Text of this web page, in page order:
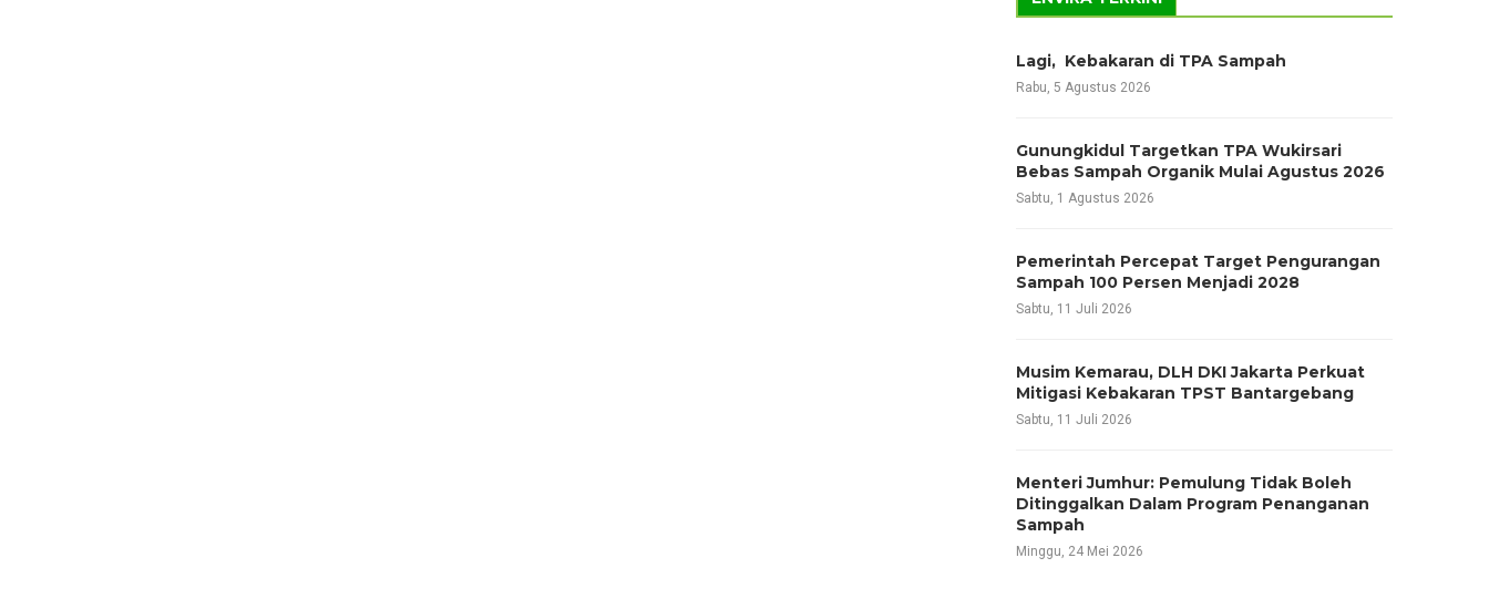
Lagi, Kebakaran di TPA Sampah
Rabu, 5 Agustus 2026
Gunungkidul Targetkan TPA Wukirsari
Bebas Sampah Organik Mulai Agustus 2026
Sabtu, 1 Agustus 2026
Pemerintah Percepat Target Pengurangan
Sampah 100 Persen Menjadi 2028
Sabtu, 11 Juli 2026
Musim Kemarau, DLH DKI Jakarta Perkuat
Mitigasi Kebakaran TPST Bantargebang
Sabtu, 11 Juli 2026
Menteri Jumhur: Pemulung Tidak Boleh
Ditinggalkan Dalam Program Penanganan
Sampah
Minggu, 24 Mei 2026